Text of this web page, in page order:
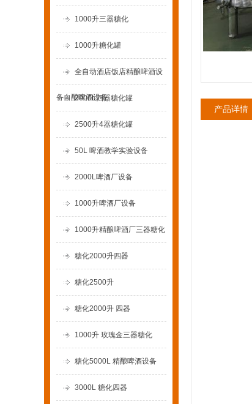
1000升三器糖化
1000升糖化罐
全自动酒店饭店精酿啤酒设
备自酿啤酒设备
2000L四器糖化罐
2500升4器糖化罐
50L 啤酒教学实验设备
2000L啤酒厂设备
1000升啤酒厂设备
1000升精酿啤酒厂三器糖化
糖化2000升四器
糖化2500升
糖化2000升 四器
1000升 玫瑰金三器糖化
糖化5000L 精酿啤酒设备
3000L 糖化四器
产品详情